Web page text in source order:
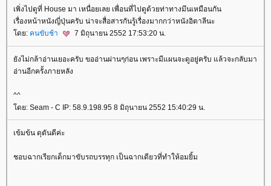
เพิ่งไปดูที่ House มา เหนื่อยเลย เพื่อนที่ไปดูด้วยท่าทางมึนเหมือนกัน
เรื่องหน้าหนังญี่ปุ่นครับ น่าจะสื่อสารกันรู้เรื่องมากกว่าหนังอิตาลีนะ
ดย: คนขับช้า 7 มิถุนายน 2552 17:53:20 น.
ังไม่กล้าอ่านเยอะครับ ขออ่านผ่านๆก่อน เพราะมีแผนจะดูอยู่ครับ แล้วจะกลับมา
อ่านอีกครั้งภายหลัง
^^
ดย: Seam - C IP: 58.9.198.95 8 มิถุนายน 2552 15:40:29 น.
เข้มข้น ดุดันดีค่ะ
ชอบฉากเรียกเด็กมาขับรถบรรทุก เป็นฉากเดียวที่ทำให้อมยิ้ม